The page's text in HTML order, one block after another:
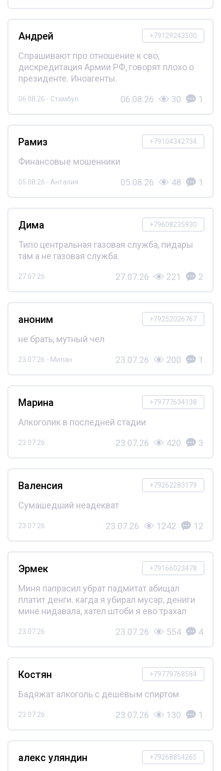
+79129243500
Андрей
Спрашивают про отношение к сво,
дискредитация Армии РФ, говорят плохо о
президенте. Иноагенты.
06.08.26 - Стамбул 06.08.26 30 1
+79104342734
Рамиз
Финансовые мошенники
05.08.26 - Анталия 05.08.26 48 1
+79608235930
Дима
Типо центральная газовая служба, пидары
там а не газовая служба.
27.07.26 27.07.26 221 2
+79252026767
аноним
не брать, мутный чел
23.07.26 - Милан 23.07.26 200 1
+79777634138
Марина
Алкоголик в последней стадии
23.07.26 23.07.26 420 3
+79262283179
Валенсия
Сумашедший неадекват
23.07.26 23.07.26 1242 12
+79166023478
Эрмек
Миня папрасил убрат падмитат абищал
платит денги. кагда я убирал мусар, дениги
мине нидавала, хател штоби я ево трахал
23.07.26 23.07.26 554 4
+79779768584
Костян
Бадяжат алкоголь с дешёвым спиртом
23.07.26 23.07.26 130 1
+79268854265
алекс уляндин